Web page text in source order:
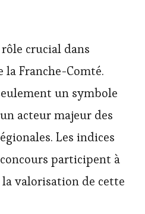
crucial dans
la Franche-Comté.
un symbole
acteur majeur des
Les indices
participent à
valorisation de cette